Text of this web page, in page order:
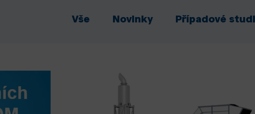
Vše Novinky Případové